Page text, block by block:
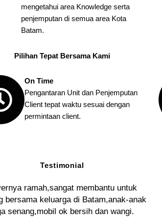
mengetahui area Knowledge serta
penjemputan di semua area Kota
Batam.
Pilihan Tepat Bersama Kami
On Time
Pengantaran Unit dan Penjemputan
Client tepat waktu sesuai dengan
permintaan client.
Testimonial
ramah,sangat membantu untuk
bersama keluarga di Batam,anak-anak
senang,mobil ok bersih dan wangi.